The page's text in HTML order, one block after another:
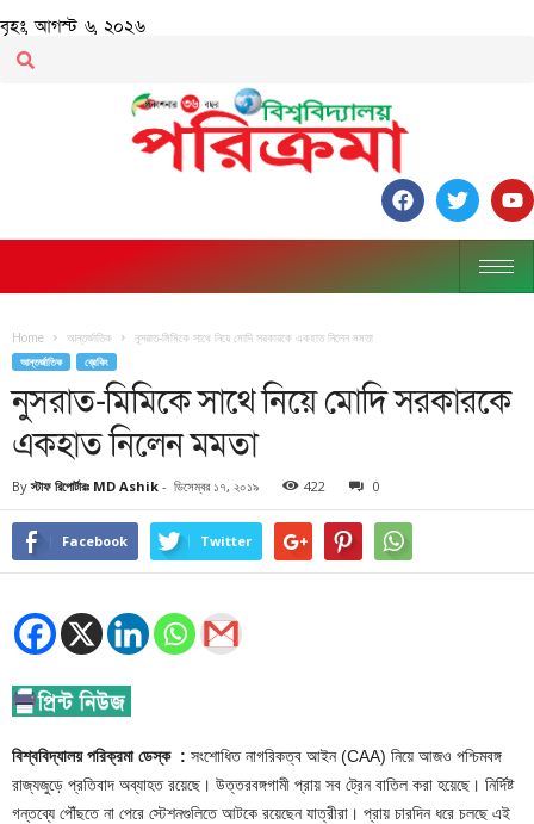
বৃহঃ, আগস্ট ৬, ২০২৬
Home আন্তর্জাতিক নুসরাত-মিমিকে সাথে নিয়ে মোদি সরকারকে একহাত নিলেন মমতা
আন্তর্জাতিক ব্রেকিং
নুসরাত-মিমিকে সাথে নিয়ে মোদি সরকারকে
একহাত নিলেন মমতা
By স্টাফ রিপোর্টারঃ MD Ashik - ডিসেম্বর ১৭, ২০১৯ 422 0
Facebook Twitter
বিশ্ববিদ্যালয় পরিক্রমা ডেস্ক : সংশোধিত নাগরিকত্ব আইন (CAA) নিয়ে আজও পশ্চিমবঙ্গ
রাজ্যজুড়ে প্রতিবাদ অব্যাহত রয়েছে। উত্তরবঙ্গগামী প্রায় সব ট্রেন বাতিল করা হয়েছে। নির্দিষ্ট
গন্তব্যে পৌঁছতে না পেরে স্টেশনগুলিতে আটকে রয়েছেন যাত্রীরা। প্রায় চারদিন ধরে চলছে এই